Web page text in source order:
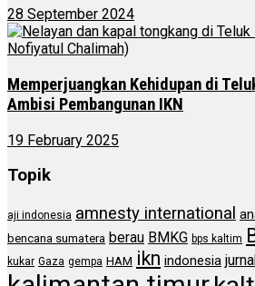
28 September 2024
Memperjuangkan Kehidupan di
Ambisi Pembangunan IKN
19 February 2025
Topik
aji indonesia amnesty international
bencana sumatera berau BMKG bps kaltim
kukar Gaza gempa HAM ikn indonesia